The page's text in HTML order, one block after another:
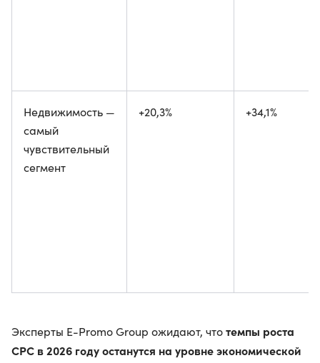
Недвижимость —
самый
чувствительный
сегмент
+20,3% +34,1%
Эксперты E-Promo Group ожидают, чтотемпы роста
CPC в 2026 году останутся на уровне экономической